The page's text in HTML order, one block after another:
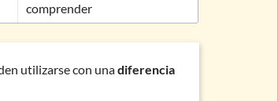
comprender
utilizarse con unadiferencia